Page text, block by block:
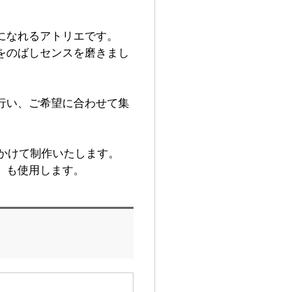
れるアトリエです。
のばしセンスを磨きまし
い、ご希望に合わせて集
て制作いたします。
使用します。